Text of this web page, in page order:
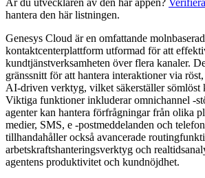
hantera den här listningen.
Genesys Cloud är en omfattande molnbaserad
kontaktcenterplattform utformad för att
kundtjänstverksamheten över flera kanaler.
gränssnitt för att hantera interaktioner via
AI-driven verktyg, vilket säkerställer sömlöst
Viktiga funktioner inkluderar omnichannel -
agenter kan hantera förfrågningar från olika
medier, SMS, e -postmeddelanden och
tillhandahåller också avancerade
arbetskraftshanteringsverktyg och
agentens produktivitet och kundnöjdhet.